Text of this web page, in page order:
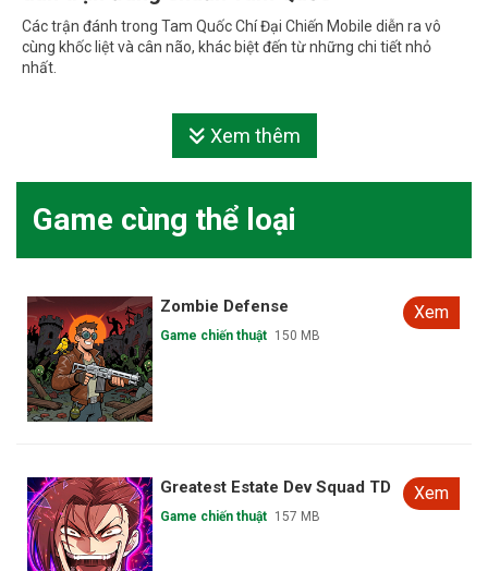
Các trận đánh trong Tam Quốc Chí Đại Chiến Mobile diễn ra vô
cùng khốc liệt và cân não, khác biệt đến từ những chi tiết nhỏ
nhất.
Xem thêm
Game cùng thể loại
Adventurer Alliance
Game chiến thuật 183 MB
Xem
Bleach Mirrors High
Game chiến thuật Đang cập nhật
Xem